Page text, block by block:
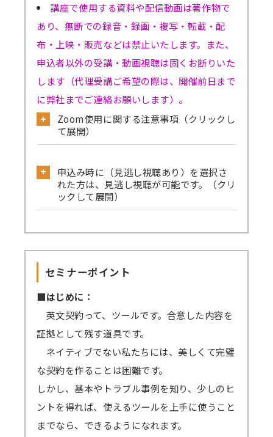
講座で使用する資料や配信動画は著作物で
あり、無断での録音・録画・複写・転載・配
布・上映・販売などは禁止いたします。また、
申込者以外の受講・動画視聴は固くお断りいた
します（代理受講ご希望の際は、開催前日まで
に弊社までご連絡お願いします）。
Zoom使用に関する注意事項（クリックし
て展開）
ングをお試しください。
確認はこちら
→Skype／Teams／LINEなど別のミーティン
象が起きる可能性がございます。お手数です
が、これらのアプリは閉じた状態にてZoomに
ご参加ください。
音声が聞こえない場合の対処例
Zoomアプリのインストール、Zoomへの
サインアップをせずブラウザからの参加も可能
です。
→ 参加方法はこちら
→一部のブラウザは音声が聞こえないなどの不
申込み時に（見逃し視聴あり）を選択さ
れた方は、見逃し視聴が可能です。（クリ
ックして展開）
ミナーの録画動画を一定期間視聴可能です。
しい方、期間内であれば動画を何度も視聴でき
ます。
原則、遅くとも開催4営業日後までに録画動
画の配信を開始します（一部、編集加工しま
す）。
視聴期間はセミナー開催日から4営業日後を
起点に1週間となります。
ex）2/6（月）開催 セミナー → 2/10（金）ま
でに配信開始 → 2/17（金）まで視聴可能
セミナーポイント
■はじめに：
英文契約って、ツールです。合意した内容を
証拠として残す道具です。
ネイティブでない私たちには、美しくて完璧
な契約を作ることは困難です。
しかし、基本やトラブル事例を知り、少しのヒ
ントを得れば、使えるツールを上手に使うこと
までなら、できるようになれます。